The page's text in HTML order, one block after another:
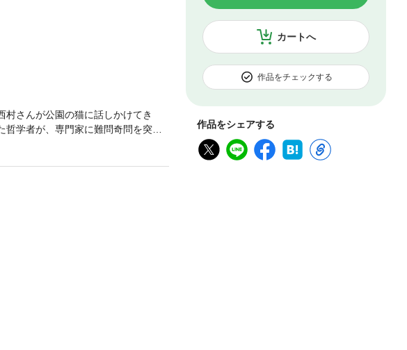
カートへ
作品をチェックする
作品をシェアする
さんが公園の猫に話しかけてき
学者が、専門家に難問奇問を突き
る認知言語学の核心。本書は、